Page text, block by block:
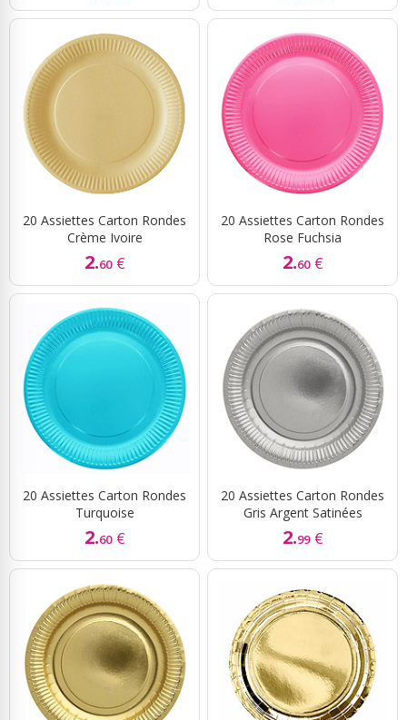
20 Assiettes Carton Rondes
Crème Ivoire
2.60 €
20 Assiettes Carton Rondes
Rose Fuchsia
2.60 €
20 Assiettes Carton Rondes
Turquoise
2.60 €
20 Assiettes Carton Rondes
Gris Argent Satinées
2.99 €